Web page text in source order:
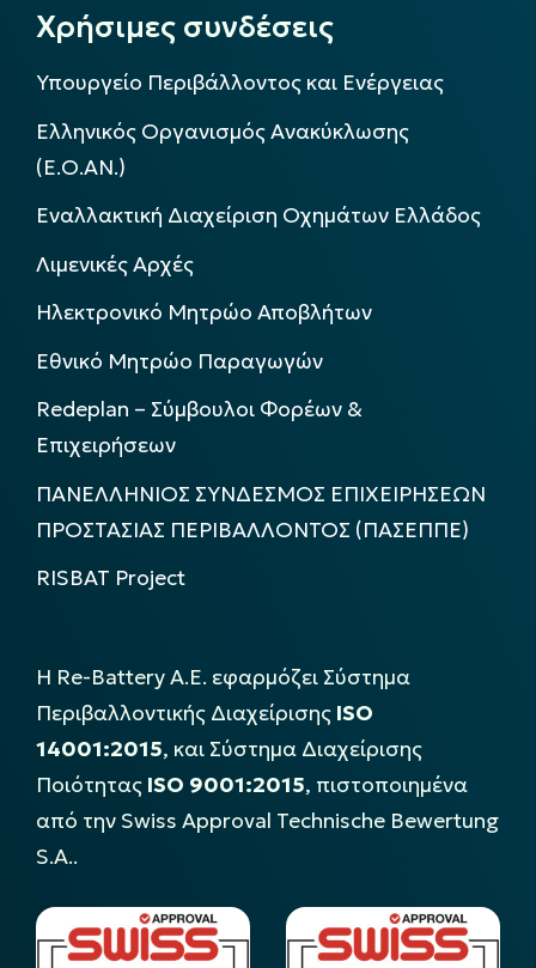
Χρήσιμες συνδέσεις
Υπουργείο Περιβάλλοντος και Ενέργειας
Ελληνικός Οργανισμός Ανακύκλωσης
(Ε.Ο.ΑΝ.)
Εναλλακτική Διαχείριση Οχημάτων Ελλάδος
Λιμενικές Αρχές
Ηλεκτρονικό Μητρώο Αποβλήτων
Εθνικό Μητρώο Παραγωγών
Redeplan – Σύμβουλοι Φορέων &
Επιχειρήσεων
ΠΑΝΕΛΛΗΝΙΟΣ ΣΥΝΔΕΣΜΟΣ ΕΠΙΧΕΙΡΗΣΕΩΝ
ΠΡΟΣΤΑΣΙΑΣ ΠΕΡΙΒΑΛΛΟΝΤΟΣ (ΠΑΣΕΠΠΕ)
RISBAT Project
Η Re-Battery Α.Ε. εφαρμόζει Σύστημα
Περιβαλλοντικής Διαχείρισης ISO
14001:2015, και Σύστημα Διαχείρισης
Ποιότητας ISO 9001:2015, πιστοποιημένα
από την Swiss Approval Technische Bewertung
S.A..